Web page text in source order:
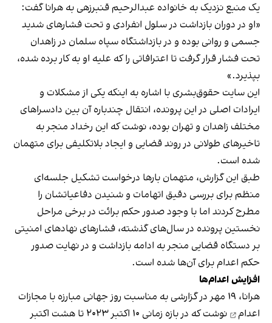
یک منبع نزدیک به خانواده عبدالرحیم قنبرزهی به هرانا گفت:
«او در دوران بازداشت در سلول انفرادی و تحت فشارهای شدید
جسمی و روانی بوده و در بازداشتگاه سپاه سلمان در زاهدان
تحت فشار قرار گرفت تا اعترافاتی را که علیه او به کار برده شده،
بپذیرد.»
این سایت حقوق‌بشری با اشاره به اینکه یکی از مشکلات و
ایرادات اصلی در این پرونده، انتقال چندباره آن بین دادسراهای
مختلف زاهدان و تهران بوده، نوشت که این رخداد منجر به
تاخیرهای طولانی در روند قضایی و ایجاد بلاتکلیفی برای متهمان
شده است.
طبق این گزارش، متهمان بارها درخواست تشکیل جلسه‌ای
منظم برای بررسی دقیق اتهامات و شنیدن دفاعیاتشان را
مطرح کردند اما با وجود صدور حکم برائت در برخی مراحل
نخستین پرونده در سال‌های گذشته، فشارهای نهادهای امنیتی
بر دستگاه قضایی منجر به ادامه بازداشت و در نهایت صدور
حکم اعدام برای آن‌ها شده است.
افزایش اعدام‌ها
هرانا، ۱۹ مهر در گزارشی به مناسبت
روز جهانی مبارزه با مجازات
اعدام
نوشت که در بازه زمانی ۱۰ اکتبر ۲۰۲۳ تا هشت اکتبر